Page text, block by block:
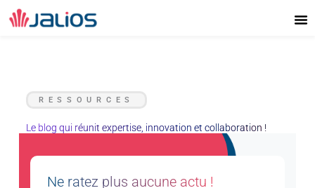
Aller
au
RESSOURCES
Le blog qui réunit expertise, innovation et collaboration !
Ne ratez plus aucune actu !